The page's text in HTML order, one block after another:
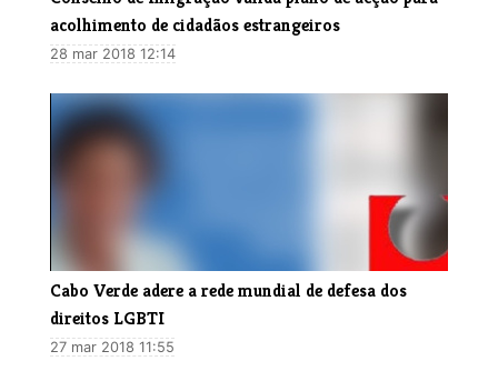
acolhimento de cidadãos estrangeiros
28 mar 2018 12:14
Cabo Verde adere a rede mundial de defesa dos
direitos LGBTI
27 mar 2018 11:55